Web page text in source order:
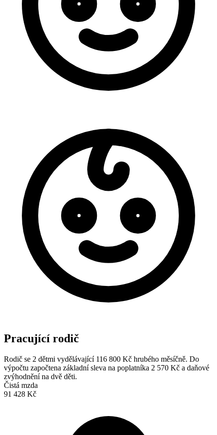
Pracující rodič
Rodič se 2 dětmi vydělávající 116 800 Kč hrubého měsíčně. Do
výpočtu započtena základní sleva na poplatníka 2 570 Kč a daňové
zvýhodnění na dvě děti.
Čistá mzda
91 428 Kč